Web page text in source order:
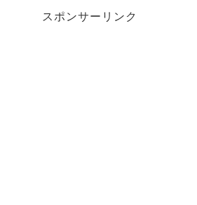
スポンサーリンク